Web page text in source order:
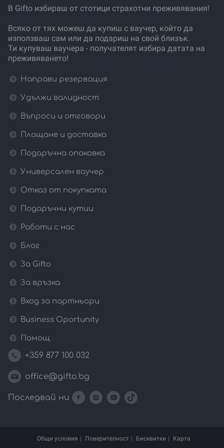
В Gifto избираш от стотици страхотни преживявания!
Всяко от тях можеш да купиш с ваучер, който да
използваш сам или да подариш на свой близък.
Ти купуваш ваучера - получателят избира датата на
преживяването!
Направи резервация
Удължи валидност
Въпроси и отговори
Плащане и доставка
Подаръчна опаковка
Универсален ваучер
Отказ от покупката
Подаръчни кутии
Работи с нас
Блог
За Gifto
За връзка
Вход за партньори
Business Oportunity
Помощ
+359 877 100 032
office@gifto.bg
Последвай ни
Общи условия Поверителност Бисквитки Карта